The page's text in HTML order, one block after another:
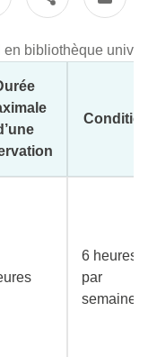
bibliothèque
6 heures
par
semaine